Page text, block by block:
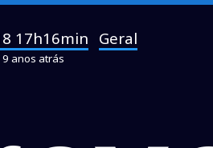
17h16min Geral
9 anos atrás